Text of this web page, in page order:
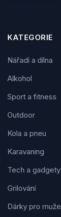
KATEGORIE
Nářadí a dílna
Alkohol
Sport a fitness
Outdoor
Kola a pneu
Karavaning
Tech a gadgety
Grilování
Dárky pro muže